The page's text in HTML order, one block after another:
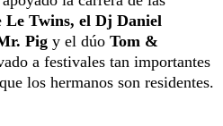
Le Twins, el Dj Daniel
Pig y el dúo Tom &
a festivales tan importantes
los hermanos son residentes.